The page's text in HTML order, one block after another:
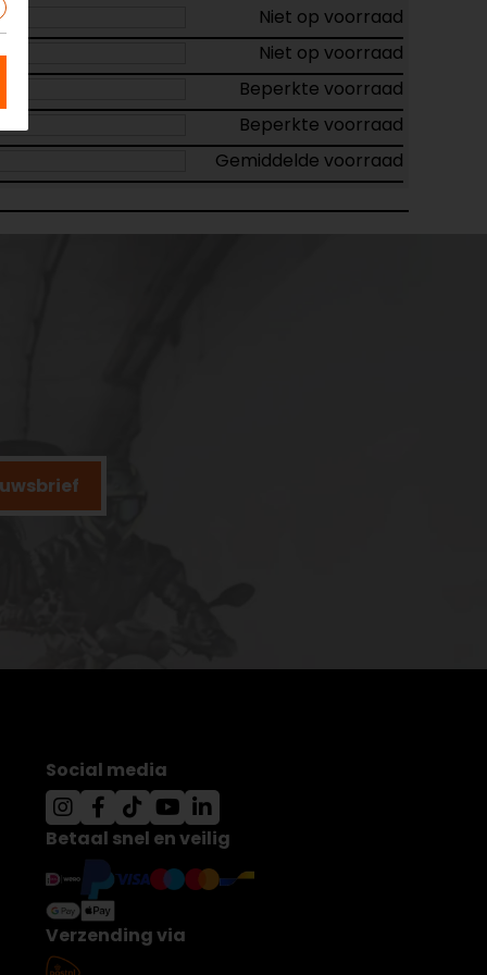
Niet op voorraad
Niet op voorraad
Beperkte voorraad
Beperkte voorraad
Gemiddelde voorraad
Social media
Betaal snel en veilig
Verzending via